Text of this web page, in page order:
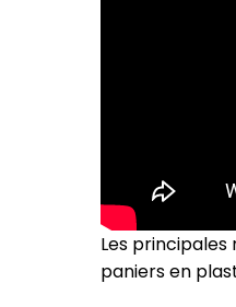
Les
paniers en